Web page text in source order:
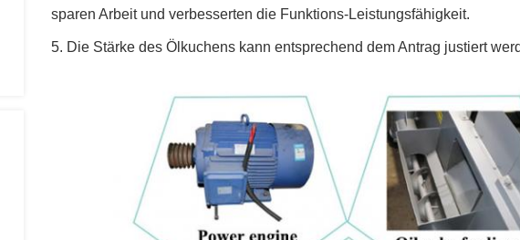
sparen Arbeit und verbesserten die Funktions-Leistungsfähigkeit.
5. Die Stärke des Ölkuchens kann entsprechend dem Antrag justiert